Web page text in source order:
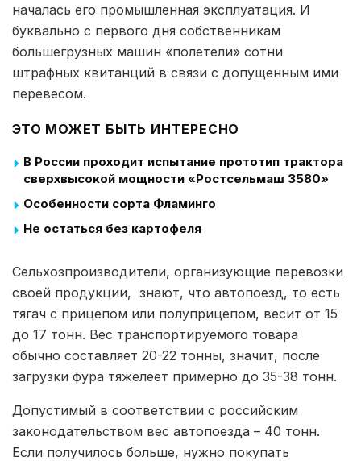
началась его промышленная эксплуатация. И
буквально с первого дня собственникам
большегрузных машин «полетели» сотни
штрафных квитанций в связи с допущенным ими
перевесом.
ЭТО МОЖЕТ БЫТЬ ИНТЕРЕСНО
В России проходит испытание прототип трактора
сверхвысокой мощности «Ростсельмаш 3580»
Особенности сорта Фламинго
Не остаться без картофеля
Сельхозпроизводители, организующие перевозки
своей продукции, знают, что автопоезд, то есть
тягач с прицепом или полуприцепом, весит от 15
до 17 тонн. Вес транспортируемого товара
обычно составляет 20-22 тонны, значит, после
загрузки фура тяжелеет примерно до 35-38 тонн.
Допустимый в соответствии с российским
законодательством вес автопоезда – 40 тонн.
Если получилось больше, нужно покупать